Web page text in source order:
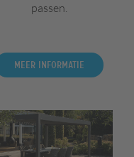
passen.
Meer informatie